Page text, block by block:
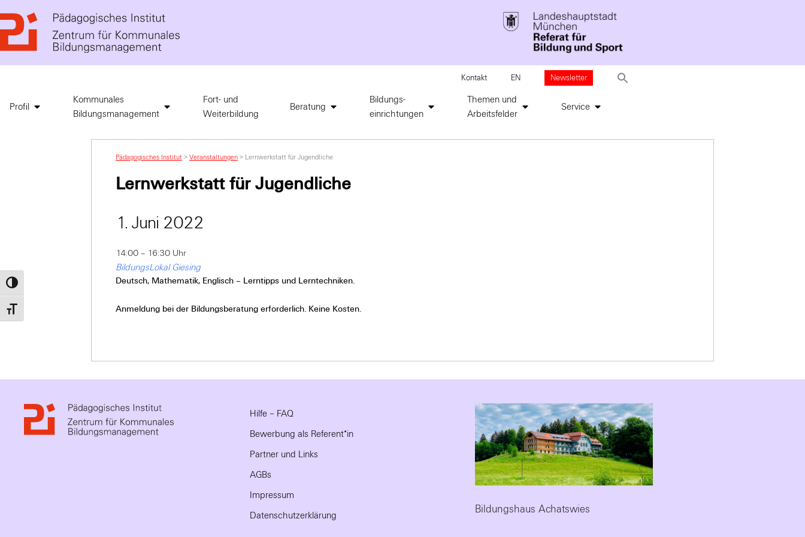
Umschalten auf hohe Kontraste
Schrift vergrößern
Kontakt EN Newsletter
Profil
Kommunales
Bildungsmanagement
Fort- und
Weiterbildung
Beratung
Bildungs-
einrichtungen
Themen und
Arbeitsfelder
Service
Pädagogisches Institut > Veranstaltungen > Lernwerkstatt für Jugendliche
Lernwerkstatt für Jugendliche
1. Juni 2022
14:00 – 16:30 Uhr
BildungsLokal Giesing
Deutsch, Mathematik, Englisch – Lerntipps und Lerntechniken.
Anmeldung bei der Bildungsberatung erforderlich. Keine Kosten.
Hilfe – FAQ
Bewerbung als Referent*in
Partner und Links
AGBs
Impressum
Datenschutzerklärung
Bildungshaus Achatswies